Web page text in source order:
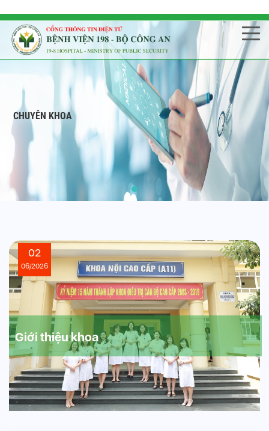
CHUYÊN KHOA
02
06/2026
Giới thiệu khoa